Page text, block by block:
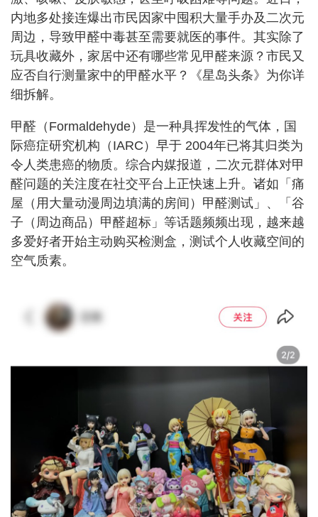
内地多处接连爆出市民因家中囤积大量手办及二次元
周边，导致甲醛中毒甚至需要就医的事件。其实除了
玩具收藏外，家居中还有哪些常见甲醛来源？市民又
应否自行测量家中的甲醛水平？《星岛头条》为你详
细拆解。
甲醛（Formaldehyde）是一种具挥发性的气体，国
际癌症研究机构（IARC）早于 2004年已将其归类为
令人类患癌的物质。综合内媒报道，二次元群体对甲
醛问题的关注度在社交平台上正快速上升。诸如「痛
屋（用大量动漫周边填满的房间）甲醛测试」、「谷
子（周边商品）甲醛超标」等话题频频出现，越来越
多爱好者开始主动购买检测盒，测试个人收藏空间的
空气质素。